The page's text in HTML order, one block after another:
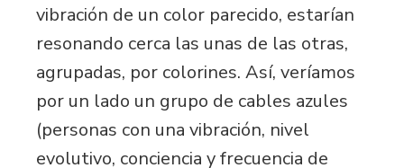
vibración de un color parecido, estarían
resonando cerca las unas de las otras,
agrupadas, por colorines. Así, veríamos
por un lado un grupo de cables azules
(personas con una vibración, nivel
evolutivo, conciencia y frecuencia de